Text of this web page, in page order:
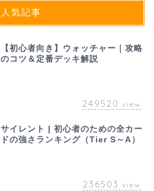
人気記事
【初心者向き】ウォッチャー｜攻略
のコツ＆定番デッキ解説
249520 view
サイレント | 初心者のための全カー
ドの強さランキング（Tier S～A）
236503 view